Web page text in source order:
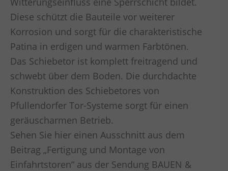
Diese schützt die Bauteile vor weiterer
Korrosion und sorgt für die charakteristische
Patina in erdigen und warmen Farbtönen.
Das Schiebetor ist komplett freitragend und
schwebt über dem Boden. Die durchdachte
Konstruktion des Schiebetores von
Pfullendorfer Tor-Systeme sorgt für einen
geräuscharmen Betrieb.
Sehen Sie hier einen Ausschnitt aus dem
Beitrag „Fertigung und Montage von
Einfahrtstoren“ aus der Sendung BAUEN &